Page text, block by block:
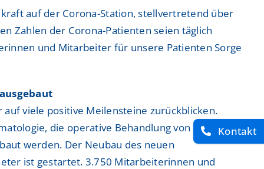
Kontakt
auf der Corona-Station, stellvertretend über
Zahlen der Corona-Patienten seien täglich
und Mitarbeiter für unsere Patienten Sorge
viele positive Meilensteine zurückblicken.
die operative Behandlung von
werden. Der Neubau des neuen
ist gestartet. 3.750 Mitarbeiterinnen und